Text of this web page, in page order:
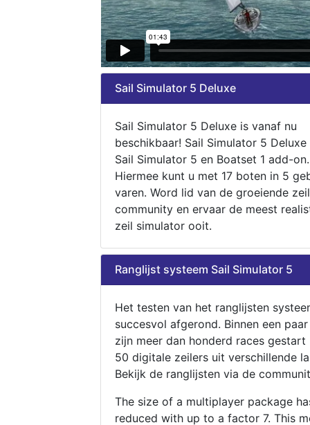
Sail Simulator 5 Deluxe
Sail Simulator 5 Deluxe is vanaf nu
beschikbaar! Sail Simulator 5
Sail Simulator 5 en Boatset 1 add-on.
Hiermee kunt u met 17 boten in 5
varen. Word lid van de groeiende zeil
community en ervaar de meest
zeil simulator ooit.
Ranglijst systeem Sail Simulator 5
Het testen van het ranglijsten
succesvol afgerond. Binnen een
zijn meer dan honderd races gestart
50 digitale zeilers uit verschillende
Bekijk de ranglijsten via de
The size of a multiplayer package
reduced with up to a factor 7. This